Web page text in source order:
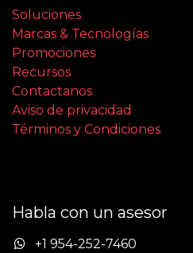
Soluciones
Marcas & Tecnologías
Promociones
Recursos
Contactanos
Aviso de privacidad
Términos y Condiciones
Habla con un asesor
+1 954-252-7460